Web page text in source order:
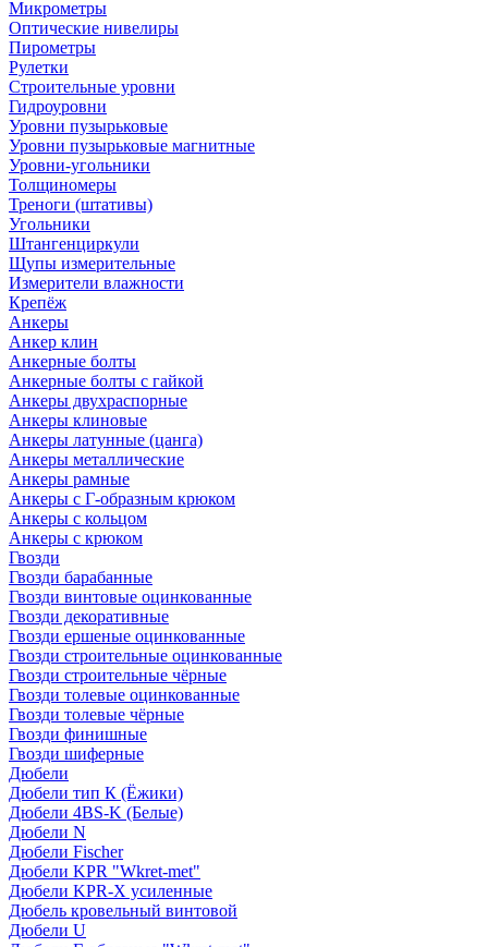
Микрометры
Оптические нивелиры
Пирометры
Рулетки
Строительные уровни
Гидроуровни
Уровни пузырьковые
Уровни пузырьковые магнитные
Уровни-угольники
Толщиномеры
Треноги (штативы)
Угольники
Штангенциркули
Щупы измерительные
Измерители влажности
Крепёж
Анкеры
Анкер клин
Анкерные болты
Анкерные болты с гайкой
Анкеры двухраспорные
Анкеры клиновые
Анкеры латунные (цанга)
Анкеры металлические
Анкеры рамные
Анкеры с Г-образным крюком
Анкеры с кольцом
Анкеры с крюком
Гвозди
Гвозди барабанные
Гвозди винтовые оцинкованные
Гвозди декоративные
Гвозди ершеные оцинкованные
Гвозди строительные оцинкованные
Гвозди строительные чёрные
Гвозди толевые оцинкованные
Гвозди толевые чёрные
Гвозди финишные
Гвозди шиферные
Дюбели
Дюбели тип К (Ёжики)
Дюбели 4BS-K (Белые)
Дюбели N
Дюбели Fischer
Дюбели KPR "Wkret-met"
Дюбели KPR-Х усиленные
Дюбель кровельный винтовой
Дюбели U